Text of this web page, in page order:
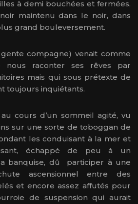
à demi bouchées et fermées,
maintenu dans le noir, dans
grand bouleversement.
gente compagne) venait comme
nous raconter ses rêves par
mais qui sous prétexte de
toujours inquiétants.
cours d’un sommeil agité, vu
sur une sorte de toboggan de
les conduisant à la mer et
échappé de peu à un
banquise, dû participer à une
ascensionnel entre des
et encore assez affutés pour
de suspension qui aurait